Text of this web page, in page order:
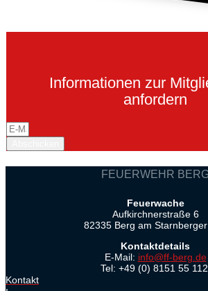
Informationen zur
anfordern
FEUERWEHR
Feuerwache
Aufkirchnerstraße 6
82335 Berg am
Kontaktdetails
E-Mail: info@ff-berg.de
Tel: +49 (0) 8151 55 112
Kontakt